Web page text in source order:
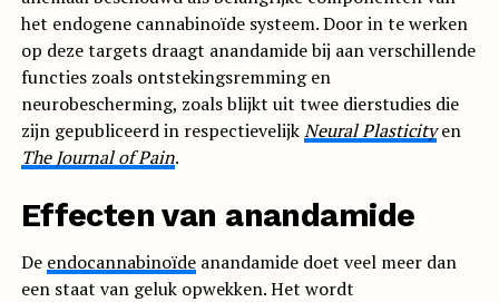
het endogene cannabinoïde systeem. Door in te werken
op deze targets draagt anandamide bij aan verschillende
functies zoals ontstekingsremming en
neurobescherming, zoals blijkt uit twee dierstudies die
zijn gepubliceerd in respectievelijkNeural Plasticityen
The Journal of Pain.
Effecten van anandamide
De endocannabinoïdeanandamide doet veel meer dan
een staat van geluk opwekken. Het wordt